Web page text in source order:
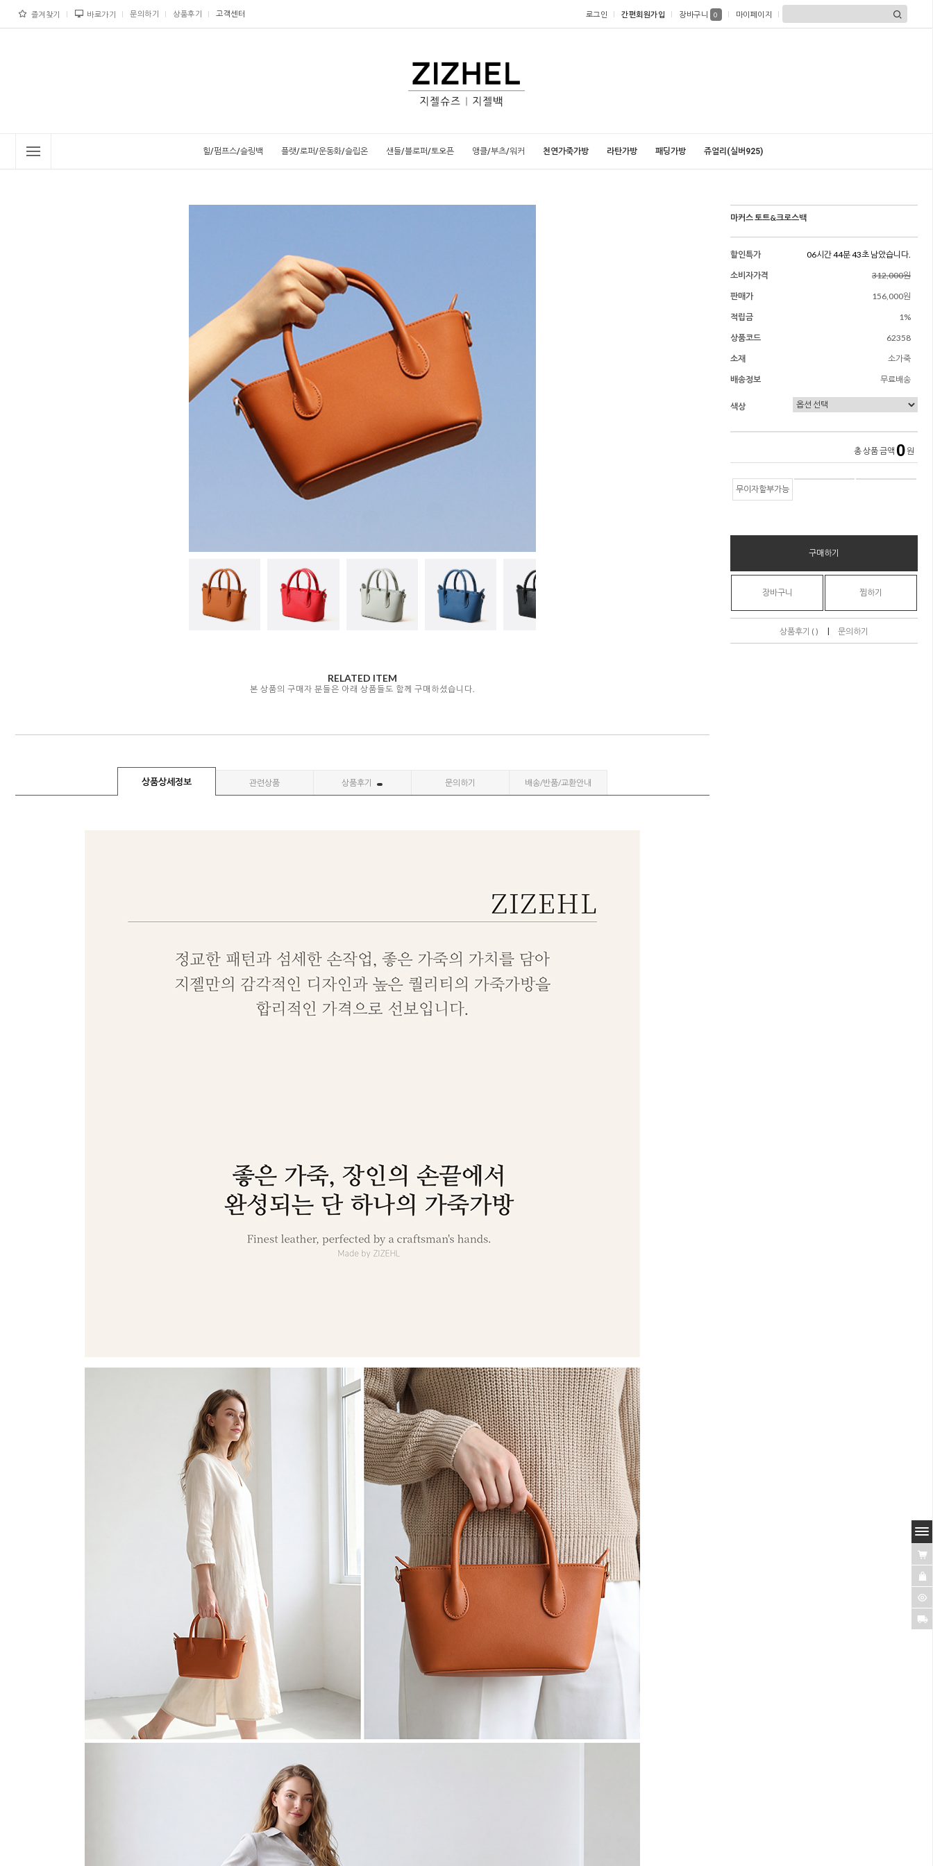
즐겨찾기 바로가기 문의하기 상품후기 고객센터 로그인 간편회원가입 장바구니 0 마이페이지
힐/펌프스/슬링백 플랫/로퍼/운동화/슬립온 샌들/블로퍼/토오픈 앵클/부츠/워커 천연가죽가방 라탄가방 패딩가방 쥬얼리(실버925)
RELATED ITEM
본 상품의 구매자 분들은 아래 상품들도 함께 구매하셨습니다.
상품상세정보 관련상품 상품후기 문의하기 배송/반품/교환안내
마커스 토트&크로스백
할인특가
06시간 44분 41초 남았습니다.
소비자가격
312,000원
판매가
156,000원
적립금
1%
상품코드
62358
소재
소가죽
배송정보
무료배송
색상
총 상품 금액 0 원
무이자할부가능
구매하기
장바구니 찜하기
상품후기 ( ) | 문의하기